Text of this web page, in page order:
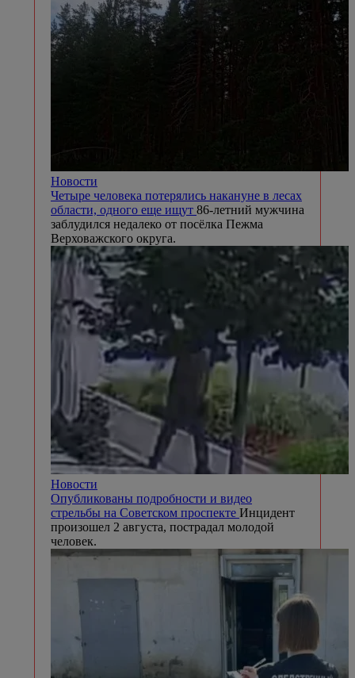
Новости
Четыре человека потерялись накануне в лесах
области, одного еще ищут 86-летний мужчина
заблудился недалеко от посёлка Пежма
Верховажского округа.
Новости
Опубликованы подробности и видео
стрельбы на Советском проспекте Инцидент
произошел 2 августа, пострадал молодой
человек.